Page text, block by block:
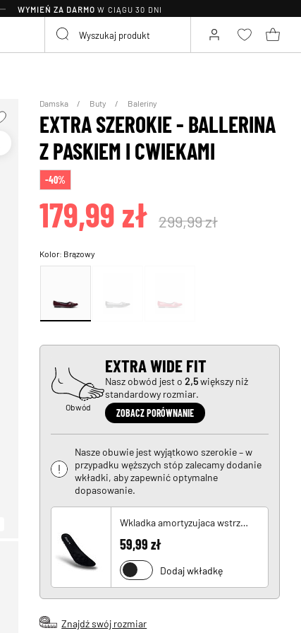
WYMIEŃ ZA DARMO W CIĄGU 30 DNI
Damska Buty Baleriny
EXTRA SZEROKIE - BALLERINA
Z PASKIEM I CWIEKAMI
-40%
179,99 zł 299,99 zł
Kolor: Brązowy
Obwód
EXTRA WIDE FIT
Nasz obwód jest o2,5większy niż
standardowy rozmiar.
ZOBACZ PORÓWNANIE
Nasze obuwie jest wyjątkowo szerokie – w
przypadku węższych stóp zalecamy dodanie
wkładki, aby zapewnić optymalne
dopasowanie.
59,99 zł
Dodaj wkładkę
Znajdź swój rozmiar